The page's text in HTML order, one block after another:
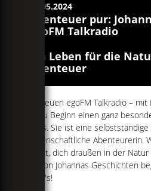
29.05.2024
Abenteuer pur:
egoFM Talkradio
Ein Leben für die
Abenteuer
Im neuen egoFM Talkradio –
es zu Beginn einen ganz
Geils. Sie ist eine
leidenschaftliche Abenteurerin.
liebst, dich draußen in der
du von Johannas Geschichten
geht's!